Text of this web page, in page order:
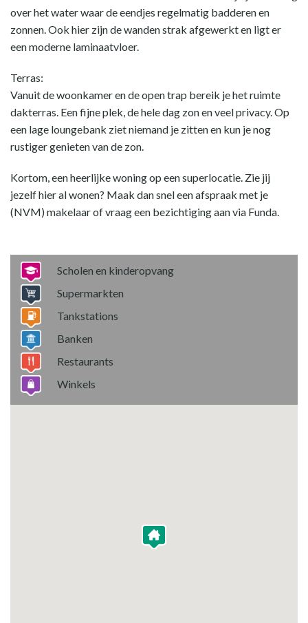
over het water waar de eendjes regelmatig badderen en
zonnen. Ook hier zijn de wanden strak afgewerkt en ligt er
een moderne laminaatvloer.
Terras:
Vanuit de woonkamer en de open trap bereik je het ruimte
dakterras. Een fijne plek, de hele dag zon en veel privacy. Op
een lage loungebank ziet niemand je zitten en kun je nog
rustiger genieten van de zon.
Kortom, een heerlijke woning op een superlocatie. Zie jij
jezelf hier al wonen? Maak dan snel een afspraak met je
(NVM) makelaar of vraag een bezichtiging aan via Funda.
Scholen en kinderopvang
Supermarkten
Tankstations
Banken
Restaurants
Winkels